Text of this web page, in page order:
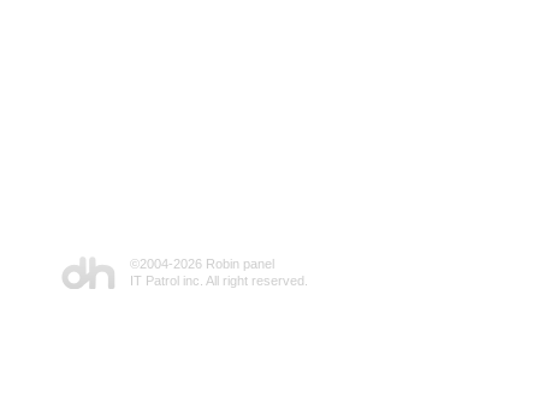
©2004-2026 Robin panel
IT Patrol inc. All right reserved.